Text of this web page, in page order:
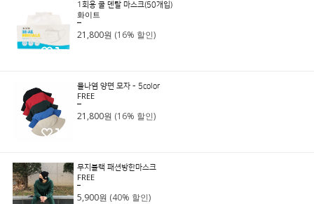
1회용 쿨 덴탈 마스크(50개입)
화이트
21,800원 (16% 할인)
물나염 양면 모자 - 5color
FREE
21,800원 (16% 할인)
무지블랙 패션방한마스크
FREE
5,900원 (40% 할인)